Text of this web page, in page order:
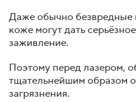
Даже обычно безвредные
коже могут дать
заживление.
Поэтому перед лазером,
тщательнейшим образом
загрязнения.